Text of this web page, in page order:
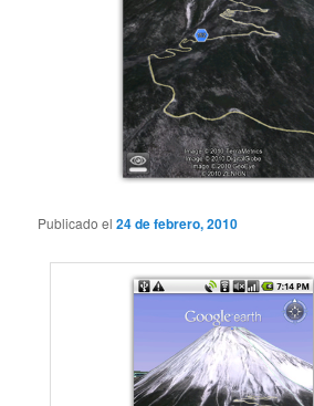
Publicado el24 de febrero, 2010